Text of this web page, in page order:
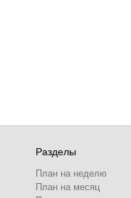
Разделы
План на неделю
План на месяц